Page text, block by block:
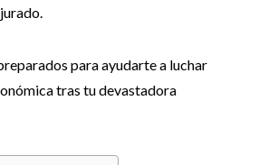
para ayudarte a luchar
tras tu devastadora